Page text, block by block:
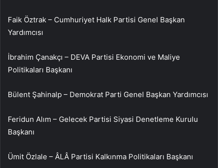
Faik Öztrak – Cumhuriyet Halk Partisi Genel Başkan
Yardımcısı
İbrahim Çanakçı – DEVA Partisi Ekonomi ve Maliye
Politikaları Başkanı
Bülent Şahinalp – Demokrat Parti Genel Başkan Yardımcısı
Feridun Alım – Gelecek Partisi Siyasi Denetleme Kurulu
Başkanı
Ümit Özlale – ÂLÂ Partisi Kalkınma Politikaları Başkanı